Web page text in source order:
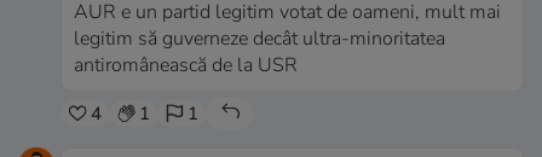
AUR e un partid legitim votat de oameni, mult mai
legitim să guverneze decât ultra-minoritatea
antiromânească de la USR
4 1 1